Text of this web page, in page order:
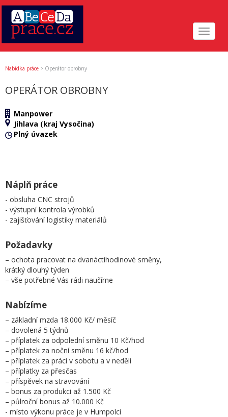
Toggle
Nabídka práce > Operátor obrobny
OPERÁTOR OBROBNY
Manpower
Jihlava (kraj Vysočina)
Plný úvazek
Náplň práce
- obsluha CNC strojů
- výstupní kontrola výrobků
- zajišťování logistiky materiálů
Požadavky
– ochota pracovat na dvanáctihodinové směny,
krátký dlouhý týden
– vše potřebné Vás rádi naučíme
Nabízíme
– základní mzda 18.000 Kč/ měsíč
– dovolená 5 týdnů
– příplatek za odpolední směnu 10 Kč/hod
– příplatek za noční směnu 16 kč/hod
– příplatek za práci v sobotu a v neděli
– příplatky za přesčas
– příspěvek na stravování
– bonus za produkci až 1.500 Kč
– půlroční bonus až 10.000 Kč
- místo výkonu práce je v Humpolci